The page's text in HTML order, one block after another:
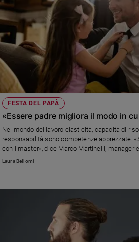
FESTA DEL PAPÀ
«Essere padre migliora il modo in
Nel mondo del lavoro elasticità, capacità di
responsabilità sono competenze apprezzate.
con i master», dice Marco Martinelli, manager
Laura Bellomi